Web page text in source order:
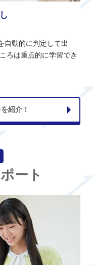
自動的に判定して出
ろは重点的に学習でき
紹介！
ート